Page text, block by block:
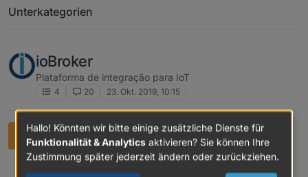
Unterkategorien
ioBroker
Plataforma de integração para IoT
4 20 23. Okt. 2019, 10:15
Announcements
News and Announcments for ioBroker and around the
forum
Hallo! Könnten wir bitte einige zusätzliche Dienste für
Funktionalität & Analytics aktivieren? Sie können Ihre
Zustimmung später jederzeit ändern oder zurückziehen.